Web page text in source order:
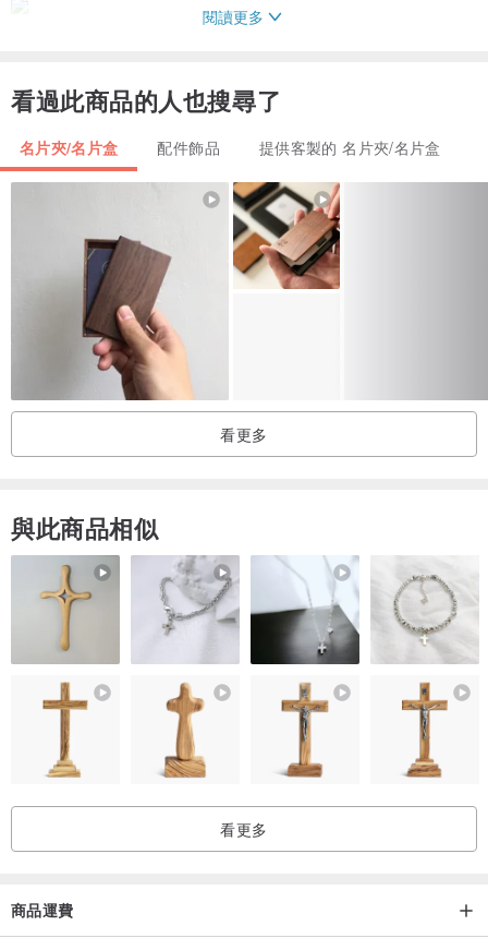
關於設計
TUTAN.project 以建築及空間設計背景，
想像每個物件該是何種樣貌，
以幾何的線條去勾勒物件的框架，
而或是尺寸以及裁片之間比例的拿捏，
除了基本的功能性外，
我們更重視如何呈現TUTAN.project 的性格。
商品尺寸可依名片大小訂製
顏色選擇: 原色/黑
免費提供3mm大寫英文及數字鋼印刻字(文字內容建議不要過長)
採植鞣牛皮為天然皮革表面無修飾
有紋路、壓紋、小傷疤為自然現象
無法接受者請勿下標
TUTAN.project 為個人工作室
暫不提供發票收據
只提供簡易保護包裝
製作天數及實際寄出時間依訂製時案量做調整
閱讀更多
看過此商品的人也搜尋了
名片夾/名片盒 配件飾品 提供客製的 名片夾/名片盒
看更多
與此商品相似
看更多
商品運費